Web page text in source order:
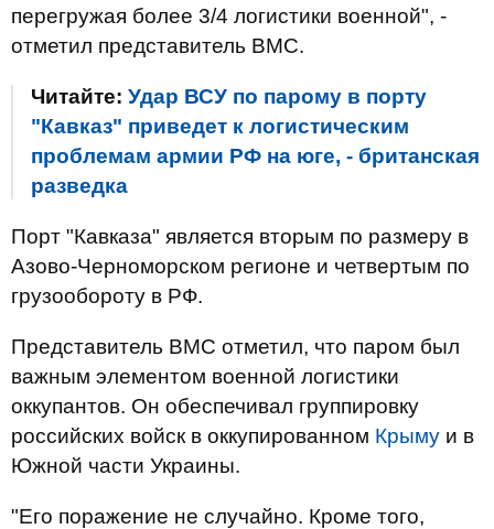
перегружая более 3/4 логистики военной", -
отметил представитель ВМС.
Читайте: Удар ВСУ по парому в порту
"Кавказ" приведет к логистическим
проблемам армии РФ на юге, - британская
разведка
Порт "Кавказа" является вторым по размеру в
Азово-Черноморском регионе и четвертым по
грузообороту в РФ.
Представитель ВМС отметил, что паром был
важным элементом военной логистики
оккупантов. Он обеспечивал группировку
российских войск в оккупированном Крыму и в
Южной части Украины.
"Его поражение не случайно. Кроме того,